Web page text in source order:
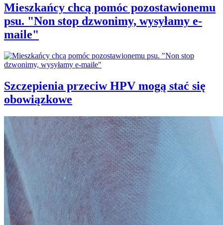
Mieszkańcy chcą pomóc pozostawionemu
psu. "Non stop dzwonimy, wysyłamy e-
maile"
Szczepienia przeciw HPV mogą stać się
obowiązkowe